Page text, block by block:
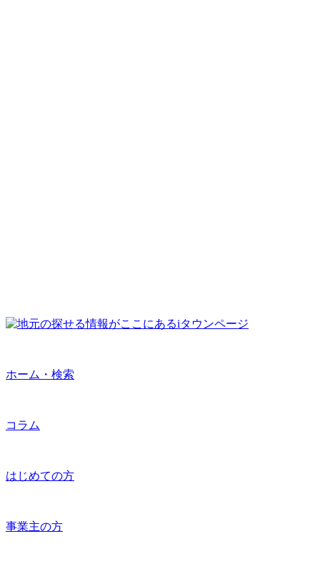
ホーム・検索
コラム
はじめての方
事業主の方